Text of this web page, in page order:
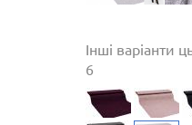
Інші варіанти
6